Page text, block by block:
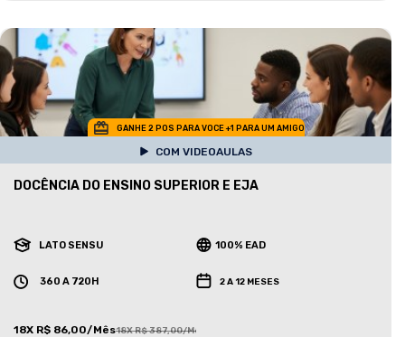
GANHE 2 POS PARA VOCE +1 PARA UM AMIGO
COM VIDEOAULAS
DOCÊNCIA DO ENSINO SUPERIOR E EJA
LATO SENSU 100% EAD
360 A 720H 2 A 12 MESES
18X R$ 86,00/Mês18X R$ 387,00/Mês